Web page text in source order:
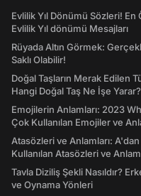
Evlilik Yıl Dönümü Sözleri!
Evlilik Yıl dönümü Mesajları
Rüyada Altın Görmek:
Saklı Olabilir!
Doğal Taşların Merak Edilen
Hangi Doğal Taş Ne İşe Yarar?
Emojilerin Anlamları: 2023
Çok Kullanılan Emojiler ve
Atasözleri ve Anlamları:
Kullanılan Atasözleri ve
Tavla Diziliş Şekli Nasıldır?
ve Oynama Yönleri